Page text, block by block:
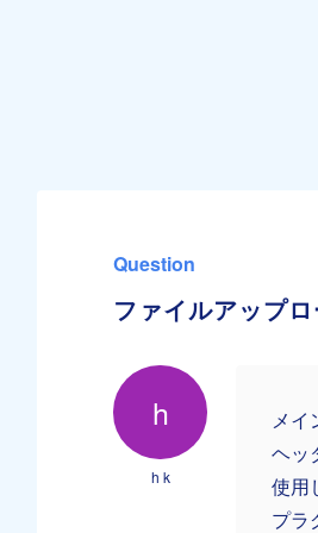
Question
ファイルアップ
h
h k
メ
ヘッ
使用
プラ